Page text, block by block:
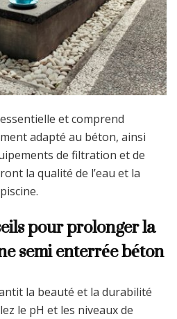
et comprend
adapté au béton, ainsi
de filtration et de
la qualité de l’eau et la
pour prolonger la
semi enterrée béton
la beauté et la durabilité
le pH et les niveaux de